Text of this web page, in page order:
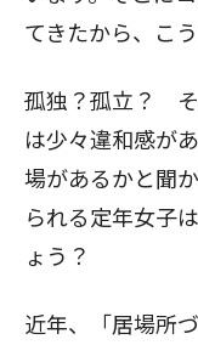
てきたから、こ
孤独？孤立？ そ
は少々違和感が
場があるかと聞
られる定年女子
ょう？
近年、「居場所